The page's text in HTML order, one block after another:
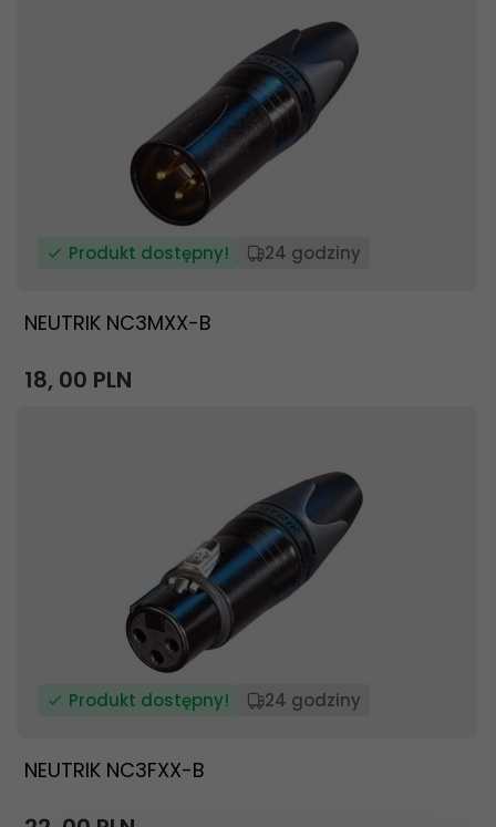
Produkt dostępny! 24 godziny
NEUTRIK NC3MXX-B
18, 00 PLN
Produkt dostępny! 24 godziny
NEUTRIK NC3FXX-B